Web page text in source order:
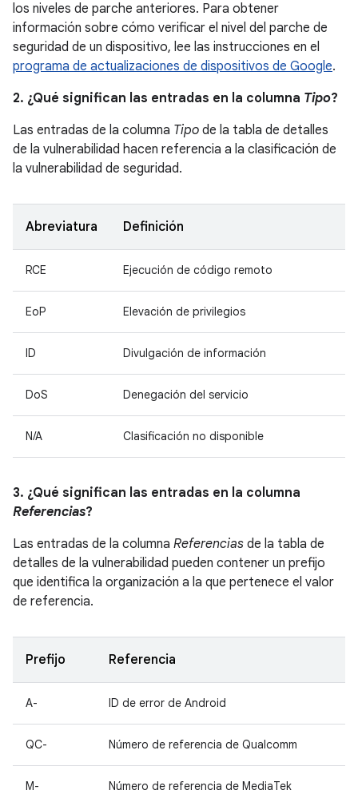
los niveles de parche anteriores. Para obtener
información sobre cómo verificar el nivel del parche de
seguridad de un dispositivo, lee las instrucciones en el
programa de actualizaciones de dispositivos de Google.
2. ¿Qué significan las entradas en la columna Tipo?
Las entradas de la columna Tipo de la tabla de detalles
de la vulnerabilidad hacen referencia a la clasificación de
la vulnerabilidad de seguridad.
Abreviatura Definición
RCE Ejecución de código remoto
EoP Elevación de privilegios
ID Divulgación de información
DoS Denegación del servicio
N/A Clasificación no disponible
3. ¿Qué significan las entradas en la columna
Referencias?
Las entradas de la columna Referencias de la tabla de
detalles de la vulnerabilidad pueden contener un prefijo
que identifica la organización a la que pertenece el valor
de referencia.
Prefijo Referencia
A- ID de error de Android
QC- Número de referencia de Qualcomm
M- Número de referencia de MediaTek